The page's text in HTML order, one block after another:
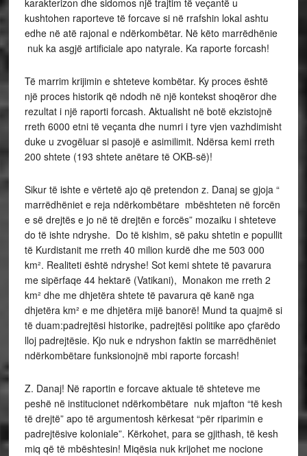
karakterizon dhe sidomos një trajtim të veçantë u
kushtohen raporteve të forcave si në rrafshin lokal ashtu
edhe në atë rajonal e ndërkombëtar. Në këto marrëdhënie
nuk ka asgjë artificiale apo natyrale. Ka raporte forcash!
Të marrim krijimin e shteteve kombëtar. Ky proces është
një proces historik që ndodh në një kontekst shoqëror dhe
rezultat i një raporti forcash. Aktualisht në botë ekzistojnë
rreth 6000 etni të veçanta dhe numri i tyre vjen vazhdimisht
duke u zvogëluar si pasojë e asimilimit. Ndërsa kemi rreth
200 shtete (193 shtete anëtare të OKB-së)!
Sikur të ishte e vërtetë ajo që pretendon z. Danaj se gjoja “
marrëdhëniet e reja ndërkombëtare mbështeten në forcën
e së drejtës e jo në të drejtën e forcës” mozaiku i shteteve
do të ishte ndryshe. Do të kishim, së paku shtetin e popullit
të Kurdistanit me rreth 40 milion kurdë dhe me 503 000
km². Realiteti është ndryshe! Sot kemi shtete të pavarura
me sipërfaqe 44 hektarë (Vatikani), Monakon me rreth 2
km² dhe me dhjetëra shtete të pavarura që kanë nga
dhjetëra km² e me dhjetëra mijë banorë! Mund ta quajmë si
të duam:padrejtësi historike, padrejtësi politike apo çfarëdo
lloj padrejtësie. Kjo nuk e ndryshon faktin se marrëdhëniet
ndërkombëtare funksionojnë mbi raporte forcash!
Z. Danaj! Në raportin e forcave aktuale të shteteve me
peshë në institucionet ndërkombëtare nuk mjafton “të kesh
të drejtë” apo të argumentosh kërkesat “për riparimin e
padrejtësive koloniale”. Kërkohet, para se gjithash, të kesh
miq që të mbështesin! Miqësia nuk krijohet me nocione